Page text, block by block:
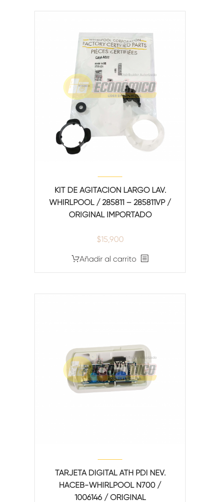
KIT DE AGITACION LARGO LAV.
WHIRLPOOL / 285811 – 285811VP /
ORIGINAL IMPORTADO
$15,900
Añadir al carrito
TARJETA DIGITAL ATH PDI NEV.
HACEB-WHIRLPOOL N700 /
1006146 / ORIGINAL